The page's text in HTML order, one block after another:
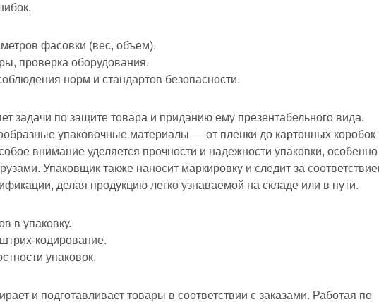
фасовки (вес, объем).
проверка оборудования.
норм и стандартов безопасности.
задачи по защите товара и приданию ему презентабельного вида.
упаковочные материалы — от пленки до картонных коробок
внимание уделяется прочности и надежности упаковки,
Упаковщик также наносит маркировку и следит за
делая продукцию легко узнаваемой на складе или в пути.
в упаковку.
кодирование.
упаковок.
и подготавливает товары в соответствии с заказами. Работая по